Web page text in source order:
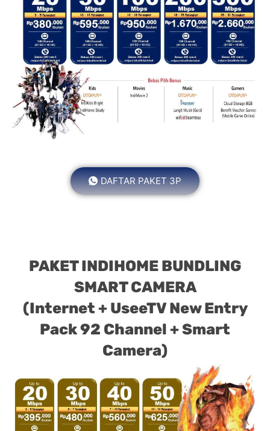
DAFTAR PAKET 3P
PAKET INDIHOME BUNDLING
SMART CAMERA
(Internet + UseeTV New Entry
Pack 92 Channel + Smart
Camera)